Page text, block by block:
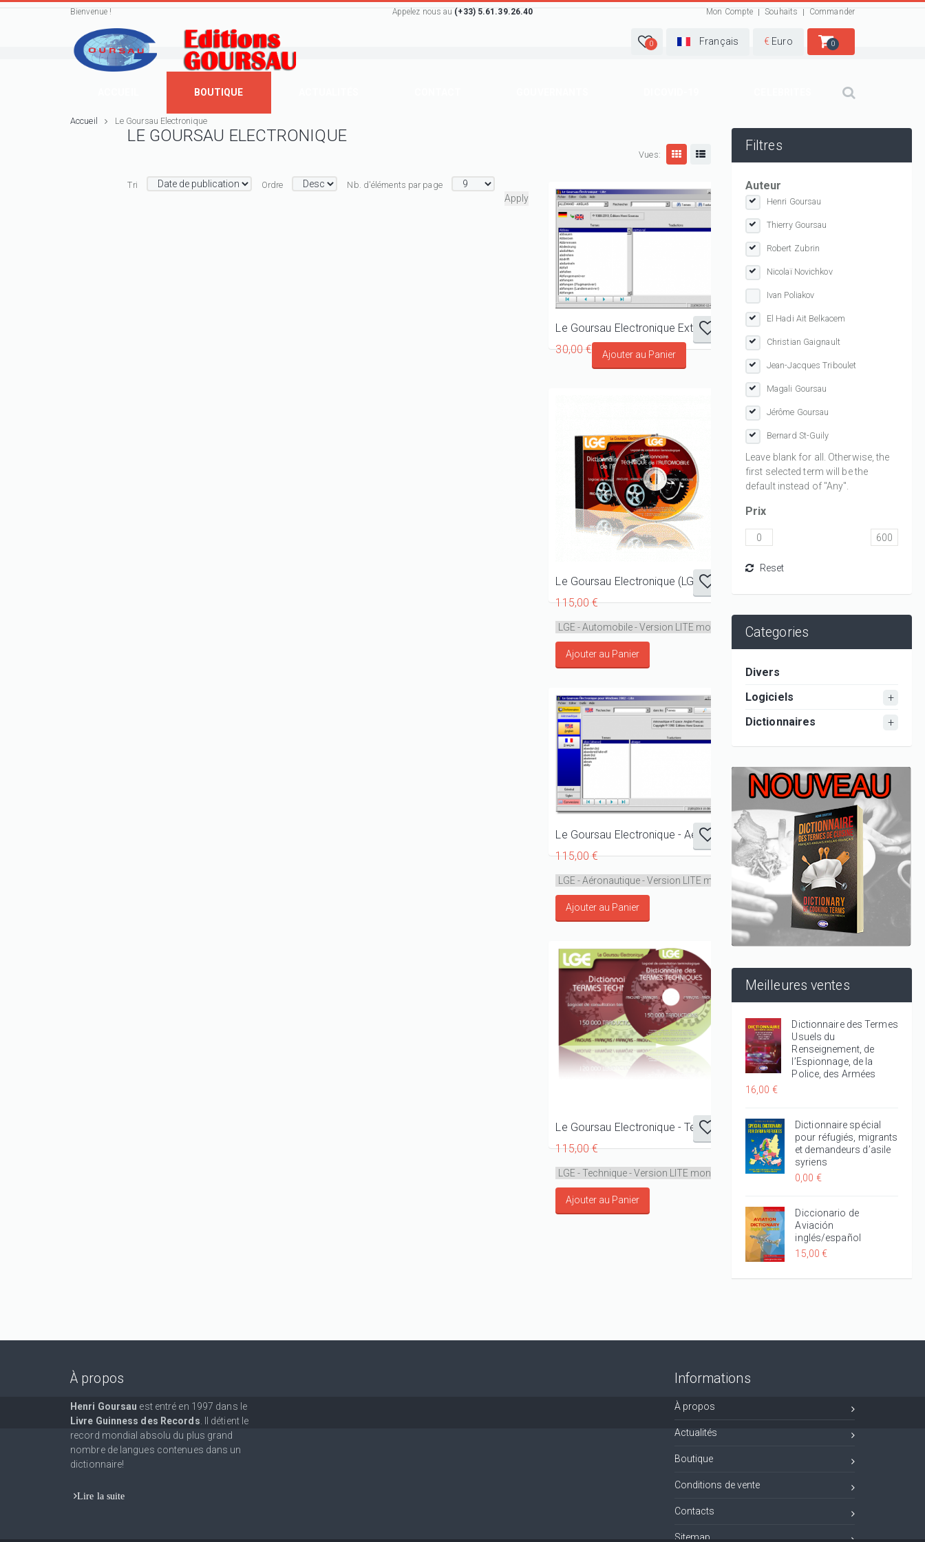
Bienvenue ! Appelez nous au (+33) 5.61.39.26.40 Mon Compte Souhaits Commander
0 Français € Euro 0
BOUTIQUE
Accueil Le Goursau Electronique
LE GOURSAU ELECTRONIQUE
Tri Ordre Nb. d'éléments par page
Vues:
30,00 €
115,00 €
115,00 €
115,00 €
Filtres
Auteur
Henri Goursau
Thierry Goursau
Robert Zubrin
Nicolaï Novichkov
Ivan Poliakov
El Hadi Ait Belkacem
Christian Gaignault
Jean-Jacques Triboulet
Magali Goursau
Jérôme Goursau
Bernard St-Guily
Leave blank for all. Otherwise, the
first selected term will be the
default instead of "Any".
Prix
Categories
Divers
Logiciels
Dictionnaires
Meilleures ventes
Dictionnaire des Termes
Usuels du
Renseignement, de
l’Espionnage, de la
Police, des Armées
16,00 €
Dictionnaire spécial
pour réfugiés, migrants
et demandeurs d’asile
syriens
0,00 €
Diccionario de
Aviación
inglés/español
15,00 €
À propos
Henri Goursau est entré en 1997 dans le
Livre Guinness des Records. Il détient le
record mondial absolu du plus grand
nombre de langues contenues dans un
dictionnaire!
Lire la suite
Informations
À propos
Actualités
Boutique
Conditions de vente
Contacts
Sitemap